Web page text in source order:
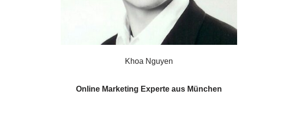
Khoa Nguyen
Online Marketing Experte aus München